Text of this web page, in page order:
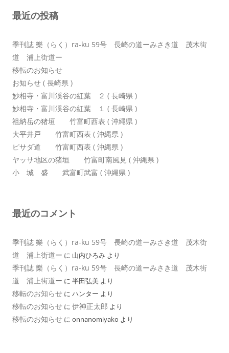
ョ
最近の投稿
季刊誌 樂（らく）ra-ku 59号 長崎の道ーみさき道 茂木街
道 浦上街道ー
移転のお知らせ
お知らせ ( 長崎県 )
妙相寺・富川渓谷の紅葉 ２ ( 長崎県 )
妙相寺・富川渓谷の紅葉 １ ( 長崎県 )
祖納岳の猪垣 竹富町西表 ( 沖縄県 )
大平井戸 竹富町西表 ( 沖縄県 )
ピサダ道 竹富町西表 ( 沖縄県 )
ヤッサ地区の猪垣 竹富町南風見 ( 沖縄県 )
小 城 盛 武富町武富 ( 沖縄県 )
最近のコメント
季刊誌 樂（らく）ra-ku 59号 長崎の道ーみさき道 茂木街
道 浦上街道ー に 山内ひろみ より
季刊誌 樂（らく）ra-ku 59号 長崎の道ーみさき道 茂木街
道 浦上街道ー に 半田弘美 より
移転のお知らせ に ハンター より
移転のお知らせ に 伊神正太郎 より
移転のお知らせ に onnanomiyako より